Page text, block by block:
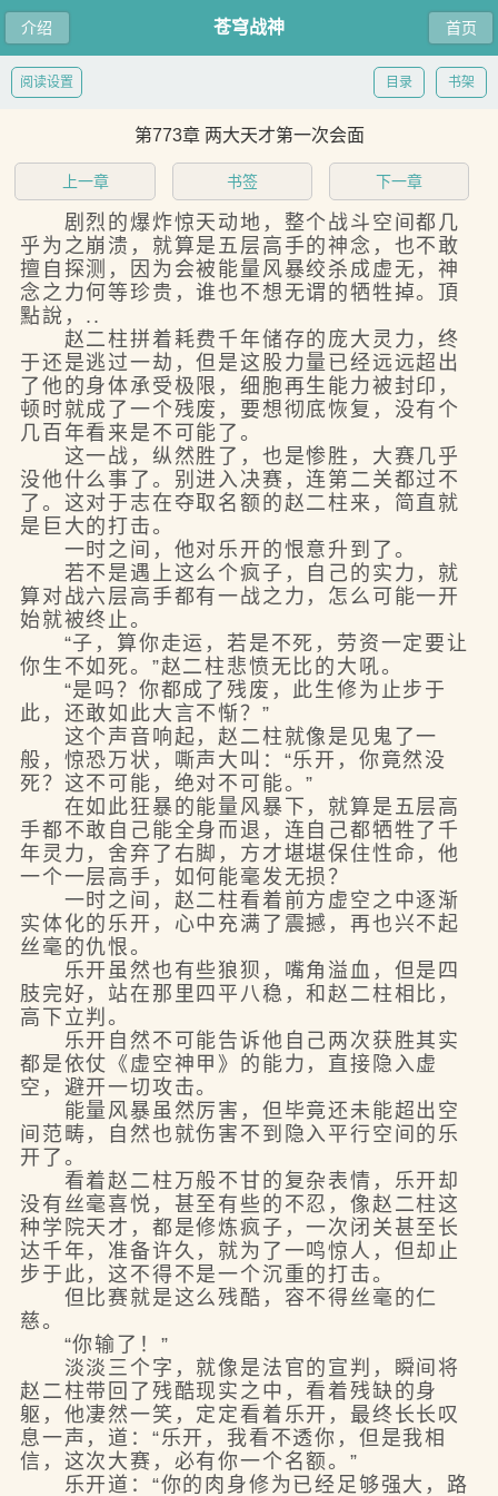
介绍 首页
苍穹战神
书架
目录
阅读设置
第773章 两大天才第一次会面
上一章 书签 下一章
剧烈的爆炸惊天动地，整个战斗空间都几
乎为之崩溃，就算是五层高手的神念，也不敢
擅自探测，因为会被能量风暴绞杀成虚无，神
念之力何等珍贵，谁也不想无谓的牺牲掉。頂
點說，..
赵二柱拼着耗费千年储存的庞大灵力，终
于还是逃过一劫，但是这股力量已经远远超出
了他的身体承受极限，细胞再生能力被封印，
顿时就成了一个残废，要想彻底恢复，没有个
几百年看来是不可能了。
这一战，纵然胜了，也是惨胜，大赛几乎
没他什么事了。别进入决赛，连第二关都过不
了。这对于志在夺取名额的赵二柱来，简直就
是巨大的打击。
一时之间，他对乐开的恨意升到了。
若不是遇上这么个疯子，自己的实力，就
算对战六层高手都有一战之力，怎么可能一开
始就被终止。
“子，算你走运，若是不死，劳资一定要让
你生不如死。”赵二柱悲愤无比的大吼。
“是吗？你都成了残废，此生修为止步于
此，还敢如此大言不惭？”
这个声音响起，赵二柱就像是见鬼了一
般，惊恐万状，嘶声大叫：“乐开，你竟然没
死？这不可能，绝对不可能。”
在如此狂暴的能量风暴下，就算是五层高
手都不敢自己能全身而退，连自己都牺牲了千
年灵力，舍弃了右脚，方才堪堪保住性命，他
一个一层高手，如何能毫发无损？
一时之间，赵二柱看着前方虚空之中逐渐
实体化的乐开，心中充满了震撼，再也兴不起
丝毫的仇恨。
乐开虽然也有些狼狈，嘴角溢血，但是四
肢完好，站在那里四平八稳，和赵二柱相比，
高下立判。
乐开自然不可能告诉他自己两次获胜其实
都是依仗《虚空神甲》的能力，直接隐入虚
空，避开一切攻击。
能量风暴虽然厉害，但毕竟还未能超出空
间范畴，自然也就伤害不到隐入平行空间的乐
开了。
看着赵二柱万般不甘的复杂表情，乐开却
没有丝毫喜悦，甚至有些的不忍，像赵二柱这
种学院天才，都是修炼疯子，一次闭关甚至长
达千年，准备许久，就为了一鸣惊人，但却止
步于此，这不得不是一个沉重的打击。
但比赛就是这么残酷，容不得丝毫的仁
慈。
“你输了！”
淡淡三个字，就像是法官的宣判，瞬间将
赵二柱带回了残酷现实之中，看着残缺的身
躯，他凄然一笑，定定看着乐开，最终长长叹
息一声，道：“乐开，我看不透你，但是我相
信，这次大赛，必有你一个名额。”
乐开道：“你的肉身修为已经足够强大，路